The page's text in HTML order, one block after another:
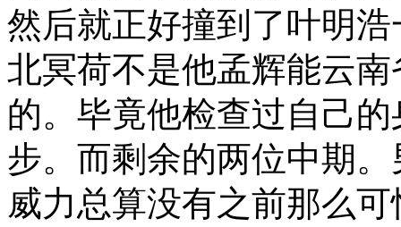
然后就正好撞到了叶明
北冥荷不是他孟辉能云
的。毕竟他检查过自己
步。而剩余的两位中期
威力总算没有之前那么